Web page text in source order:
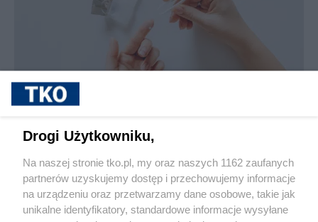
Jak rozpoznać, że soczewki kontaktowe są
Pokaż więcej
Drogi Użytkowniku,
Na naszej stronie tko.pl, my oraz naszych 1162 zaufanych
partnerów uzyskujemy dostęp i przechowujemy informacje
na urządzeniu oraz przetwarzamy dane osobowe, takie jak
unikalne identyfikatory, standardowe informacje wysyłane